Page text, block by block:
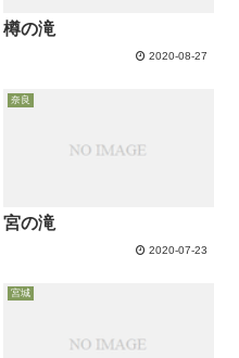
樽の滝
2020-08-27
奈良
宮の滝
2020-07-23
宮城